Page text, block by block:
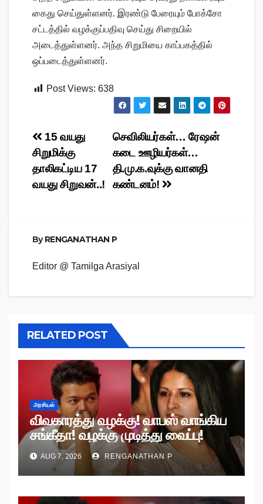
கைது செய்துள்ளனர். இரண்டு பேரையும் போக்சோ
சட்டத்தில் வழக்குப்பதிவு செய்து சிறையில்
அடைத்துள்ளனர். அந்த சிறுமியை காப்பகத்தில்
ஒப்படைத்துள்ளனர்.
Post Views: 638
Post
navigation
செவிலியர்கள்… ரேஷன்
கடை ஊழியர்கள்…
தி.மு.க.வுக்கு வானதி
கண்டனம்!
15 வயது
சிறுமிக்கு
தாலிகட்டிய 17
வயது சிறுவன்..!
ByRENGANATHAN P
Editor @ Tamilga Arasiyal
RELATED POST
அரசியல்
விவகாரத்து வழக்கு! வாபஸ் வாங்கிய
சங்கீதா! வழக்கு முடித்து வைப்பு!
AUG 7, 2026 RENGANATHAN P